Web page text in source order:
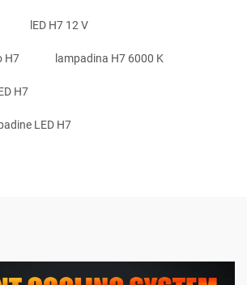
lED H7 12 V
H7 lampadina H7 6000 K
H7
LED H7